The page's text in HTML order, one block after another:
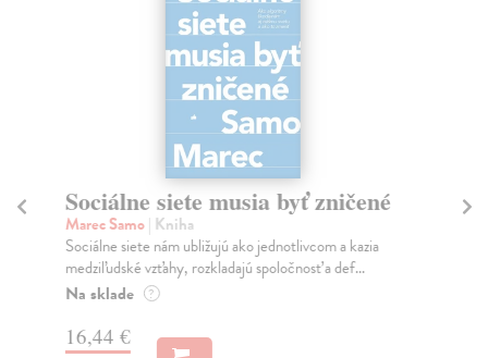
Sociálne siete musia byť zničené
Marec Samo| Kniha
Sociálne siete nám ubližujú ako jednotlivcom a kazia
medziľudské vzťahy, rozkladajú spoločnosť a def...
Na sklade ?
16,44 €